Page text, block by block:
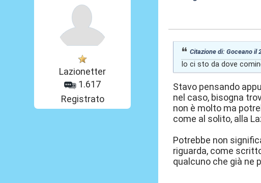
Lazionetter
1.617
Registrato
Citazione di: Goceano il
Io ci sto da dove
Stavo pensando
nel caso, bisogna
non è molto ma
come al solito, alla
Potrebbe non
riguarda, come
qualcuno che già ne